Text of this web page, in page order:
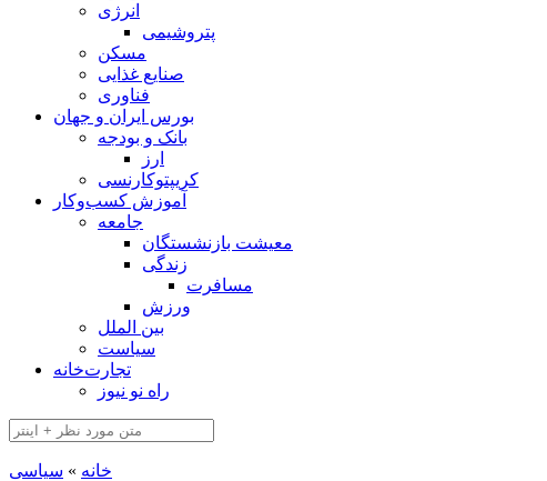
انرژی
پتروشیمی
مسکن
صنایع غذایی
فناوری
بورس ایران و جهان
بانک و بودجه
ارز
کریپتوکارنسی
آموزش کسب‌وکار
جامعه
معیشت بازنشستگان
زندگی
مسافرت
ورزش
بین الملل
سیاست
تجارت‌خانه
راه نو نیوز
خانه » سیاسی